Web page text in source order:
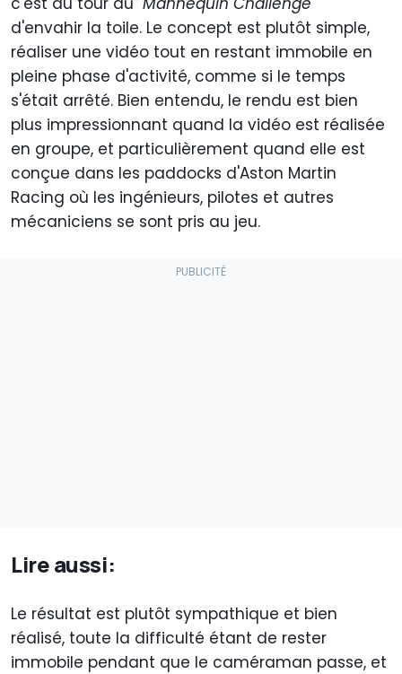
d'envahir la toile. Le concept est plutôt simple,
réaliser une vidéo tout en restant immobile en
pleine phase d'activité, comme si le temps
s'était arrêté. Bien entendu, le rendu est bien
plus impressionnant quand la vidéo est réalisée
en groupe, et particulièrement quand elle est
conçue dans les paddocks d'Aston Martin
Racing où les ingénieurs, pilotes et autres
mécaniciens se sont pris au jeu.
Lire aussi:
Le résultat est plutôt sympathique et bien
réalisé, toute la difficulté étant de rester
immobile pendant que le caméraman passe, et